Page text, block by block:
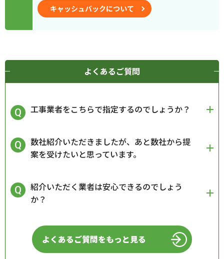
キャッシュバックについて
よくあるご質問
工事業者をこちらで指定するのでしょうか？
数社紹介いただきましたが、あと数社から提
案を受けたいと思っています。
紹介いただく業者は安心できるのでしょう
か？
よくあるご質問をもっと見る